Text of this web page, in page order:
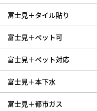
富士見＋タイル貼り
富士見＋ペット可
富士見＋ペット対応
富士見＋本下水
富士見＋都市ガス